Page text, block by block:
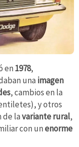
en 1978,
una imagen
, cambios en la
y otros
de lavariante rural,
con unenorme